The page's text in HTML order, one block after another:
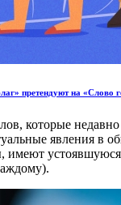
претендуют на «Слово
которые
явления в
имеют